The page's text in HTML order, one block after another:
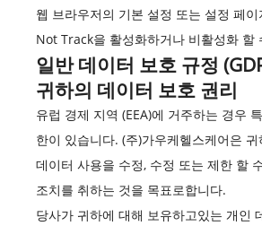
웹 브라우저의 기본 설정 또는 설정 페
Not Track을 활성화하거나 비활성화 할
일반 데이터 보호 규정
귀하의 데이터 보호 권리
유럽 경제 지역 (EEA)에 거주하는 경우
한이 있습니다. (주)가우케헬스케어은
데이터 사용을 수정, 수정 또는 제한 할
조치를 취하는 것을 목표로합니다.
당사가 귀하에 대해 보유하고있는 개인